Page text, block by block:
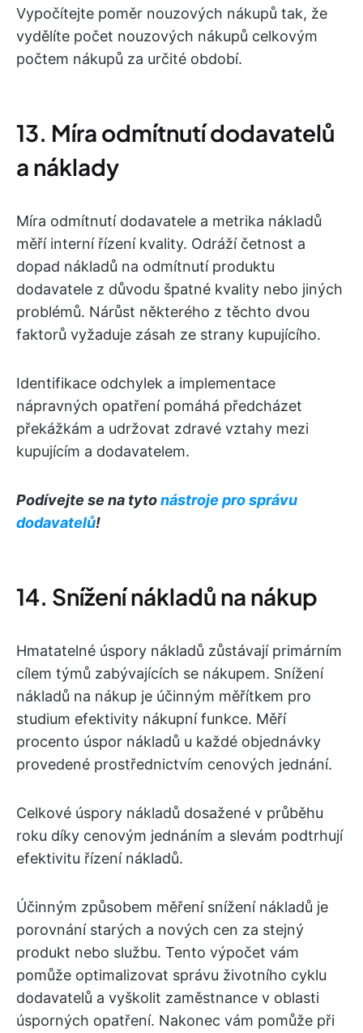
Vypočítejte poměr nouzových nákupů tak, že
vydělíte počet nouzových nákupů celkovým
počtem nákupů za určité období.
13. Míra odmítnutí dodavatelů
a náklady
Míra odmítnutí dodavatele a metrika nákladů
měří interní řízení kvality. Odráží četnost a
dopad nákladů na odmítnutí produktu
dodavatele z důvodu špatné kvality nebo jiných
problémů. Nárůst některého z těchto dvou
faktorů vyžaduje zásah ze strany kupujícího.
Identifikace odchylek a implementace
nápravných opatření pomáhá předcházet
překážkám a udržovat zdravé vztahy mezi
kupujícím a dodavatelem.
Podívejte se na tytonástroje pro správu
dodavatelů!
14. Snížení nákladů na nákup
Hmatatelné úspory nákladů zůstávají primárním
cílem týmů zabývajících se nákupem. Snížení
nákladů na nákup je účinným měřítkem pro
studium efektivity nákupní funkce. Měří
procento úspor nákladů u každé objednávky
provedené prostřednictvím cenových jednání.
Celkové úspory nákladů dosažené v průběhu
roku díky cenovým jednáním a slevám podtrhují
efektivitu řízení nákladů.
Účinným způsobem měření snížení nákladů je
porovnání starých a nových cen za stejný
produkt nebo službu. Tento výpočet vám
pomůže optimalizovat správu životního cyklu
dodavatelů a vyškolit zaměstnance v oblasti
úsporných opatření. Nakonec vám pomůže při